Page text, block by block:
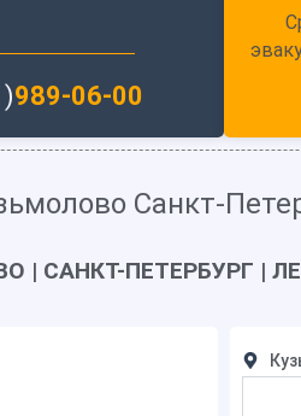
989-06-00
Санкт-
| САНКТ-ПЕТЕРБУРГ |